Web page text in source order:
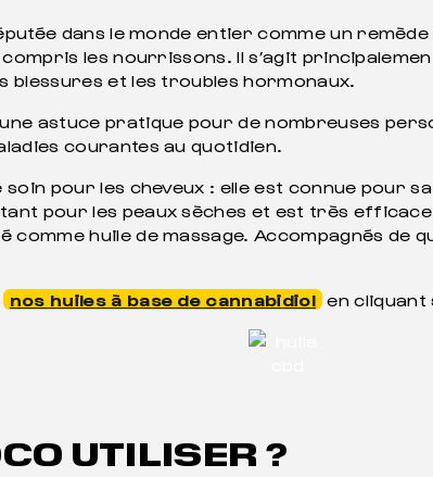
dans le monde entier comme un
les nourrissons. Il s’agit
blessures et les troubles hormonaux.
astuce pratique pour de nombreuses
courantes au quotidien.
soin pour les cheveux : elle est connue pour
pour les peaux sèches et est très
huile de massage. Accompagnés de
nos huiles à base de cannabidiol en cliquant
UTILISER ?